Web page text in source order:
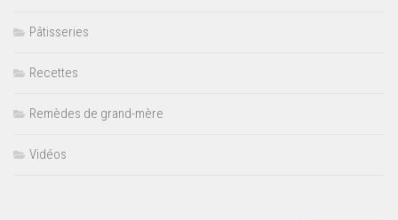
Pâtisseries
Recettes
Remèdes de grand-mère
Vidéos